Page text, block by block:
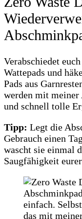
Verabschiedet
Wattepads und
Pads aus
werden mit
und schnell tolle
Tipp: Legt die
Gebrauch einen
wascht sie einmal
Saugfähigkeit